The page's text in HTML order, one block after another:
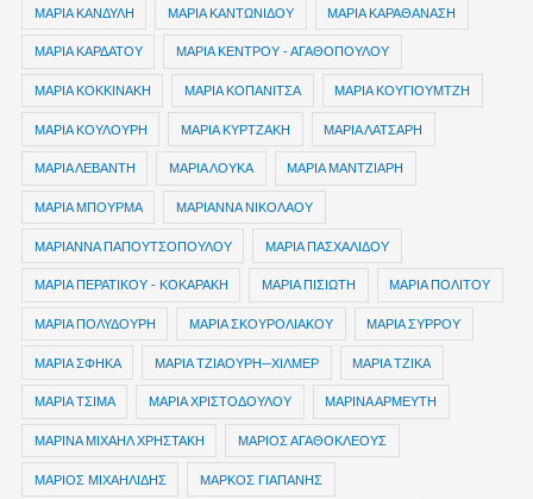
ΜΑΡΙΑ ΚΑΝΔΥΛΗ ΜΑΡΙΑ ΚΑΝΤΩΝΙΔΟΥ ΜΑΡΙΑ ΚΑΡΑΘΑΝΑΣΗ
ΜΑΡΙΑ ΚΑΡΔΑΤΟΥ ΜΑΡΙΑ ΚΕΝΤΡΟΥ - ΑΓΑΘΟΠΟΥΛΟΥ
ΜΑΡΙΑ ΚΟΚΚΙΝΑΚΗ ΜΑΡΙΑ ΚΟΠΑΝΙΤΣΑ ΜΑΡΙΑ ΚΟΥΓΙΟΥΜΤΖΗ
ΜΑΡΙΑ ΚΟΥΛΟΥΡΗ ΜΑΡΙΑ ΚΥΡΤΖΑΚΗ ΜΑΡΙΑ ΛΑΤΣΑΡΗ
ΜΑΡΙΑ ΛΕΒΑΝΤΗ ΜΑΡΙΑ ΛΟΥΚΑ ΜΑΡΙΑ ΜΑΝΤΖΙΑΡΗ
ΜΑΡΙΑ ΜΠΟΥΡΜΑ ΜΑΡΙΑΝΝΑ ΝΙΚΟΛΑΟΥ
ΜΑΡΙΑΝΝΑ ΠΑΠΟΥΤΣΟΠΟΥΛΟΥ ΜΑΡΙΑ ΠΑΣΧΑΛΙΔΟΥ
ΜΑΡΙΑ ΠΕΡΑΤΙΚΟΥ - ΚΟΚΑΡΑΚΗ ΜΑΡΙΑ ΠΙΣΙΩΤΗ ΜΑΡΙΑ ΠΟΛΙΤΟΥ
ΜΑΡΙΑ ΠΟΛΥΔΟΥΡΗ ΜΑΡΙΑ ΣΚΟΥΡΟΛΙΑΚΟΥ ΜΑΡΙΑ ΣΥΡΡΟΥ
ΜΑΡΙΑ ΣΦΗΚΑ ΜΑΡΙΑ ΤΖΙΑΟΥΡΗ─ΧΙΛΜΕΡ ΜΑΡΙΑ ΤΖΙΚΑ
ΜΑΡΙΑ ΤΣΙΜΑ ΜΑΡΙΑ ΧΡΙΣΤΟΔΟΥΛΟΥ ΜΑΡΙΝΑ ΑΡΜΕΥΤΗ
ΜΑΡΙΝΑ ΜΙΧΑΗΛ ΧΡΗΣΤΑΚΗ ΜΑΡΙΟΣ ΑΓΑΘΟΚΛΕΟΥΣ
ΜΑΡΙΟΣ ΜΙΧΑΗΛΙΔΗΣ ΜΑΡΚΟΣ ΓΙΑΠΑΝΗΣ